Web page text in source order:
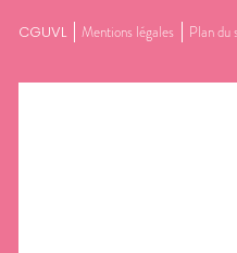
CGUVL Mentions légales Plan du